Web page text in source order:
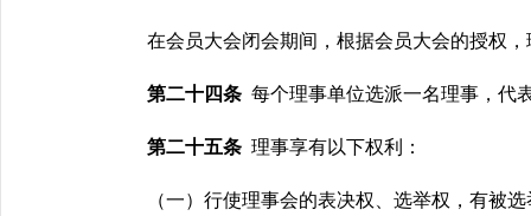
在会员大会闭会期间，根据会员大会的授权
第二十四条 每个理事单位选派一名理事，代
第二十五条 理事享有以下权利：
（一）行使理事会的表决权、选举权，有被